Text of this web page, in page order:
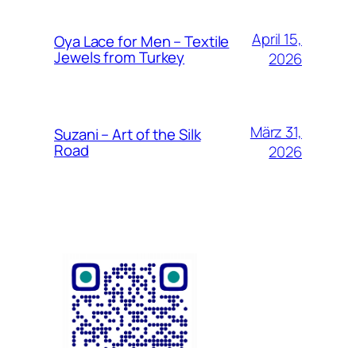
Oya Lace for Men – Textile
Jewels from Turkey
April 15,
2026
Suzani – Art of the Silk
Road
März 31,
2026